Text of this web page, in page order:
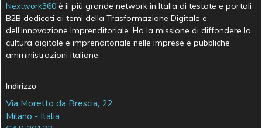
Nextwork360 è il più grande network in Italia di testate e portali
B2B dedicati ai temi della Trasformazione Digitale e
dell’Innovazione Imprenditoriale. Ha la missione di diffondere la
cultura digitale e imprenditoriale nelle imprese e pubbliche
amministrazioni italiane.
Indirizzo
Via Moretto da Brescia, 22
Milano - Italia